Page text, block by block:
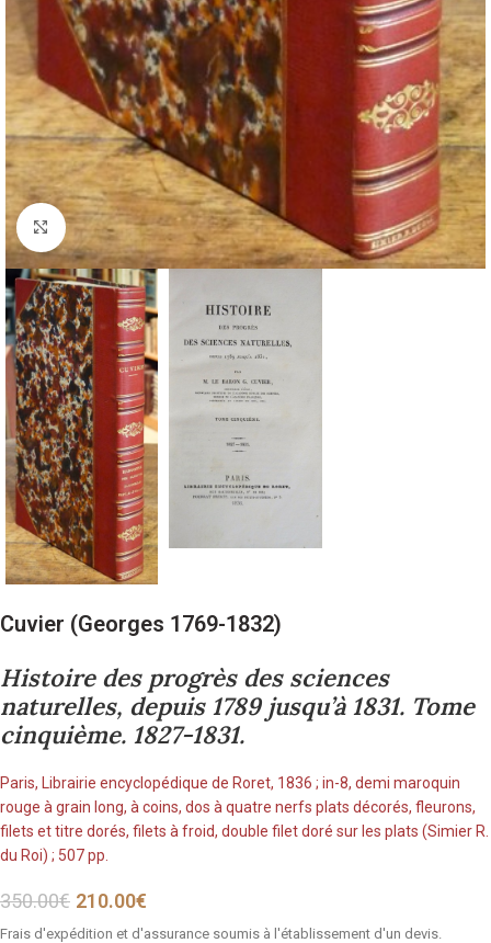
Cliquez pour agrandir
Cuvier (Georges 1769-1832)
Histoire des progrès des sciences
naturelles, depuis 1789 jusqu’à 1831. Tome
cinquième. 1827-1831.
Paris, Librairie encyclopédique de Roret, 1836 ; in-8, demi maroquin
rouge à grain long, à coins, dos à quatre nerfs plats décorés, fleurons,
filets et titre dorés, filets à froid, double filet doré sur les plats (Simier R.
du Roi) ; 507 pp.
350.00€ 210.00€
Frais d'expédition et d'assurance soumis à l'établissement d'un devis.